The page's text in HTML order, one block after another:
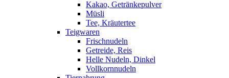
Kakao, Getränkepulver
Müsli
Tee, Kräutertee
Teigwaren
Frischnudeln
Getreide, Reis
Helle Nudeln, Dinkel
Vollkornnudeln